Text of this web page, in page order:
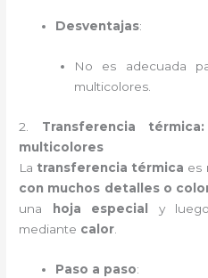
Desventajas:
No es adecuada
multicolores.
2. Transferencia
multicolores
La transferencia térmica es
con muchos detalles o
una
hoja especial
y
mediante calor
Paso a paso: